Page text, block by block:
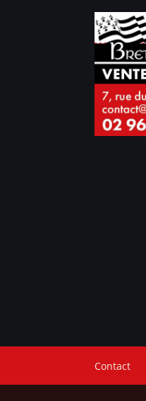
Contact